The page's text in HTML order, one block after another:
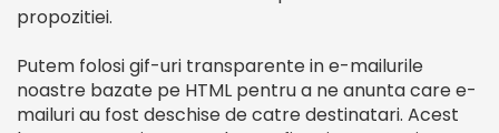
propozitiei.
Putem folosi gif-uri transparente in e-mailurile
noastre bazate pe HTML pentru a ne anunta care e-
mailuri au fost deschise de catre destinatari. Acest